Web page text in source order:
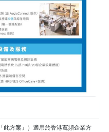
此方案」）適用於香港寬頻企業方